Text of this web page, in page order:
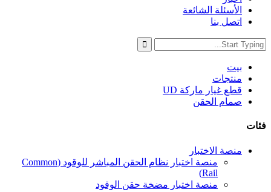
الأسئلة الشائعة
اتصل بنا
بيت
منتجات
قطع غيار ماركة UD
صمام الحقن
فئات
منصة الاختبار
منصة اختبار نظام الحقن المباشر للوقود (Common
Rail)
منصة اختبار مضخة حقن الوقود